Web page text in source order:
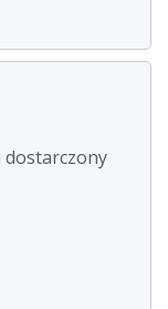
dostarczony